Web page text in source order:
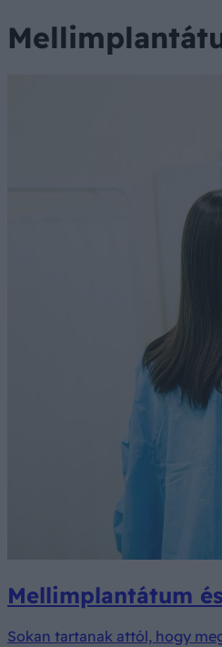
Mellimplantátum
Sokan tartanak attól, hogy